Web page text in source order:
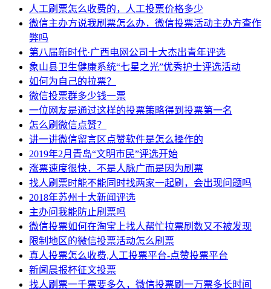
人工刷票怎么收费的，人工投票价格多少
微信主办方说我刷票怎么办，微信投票活动主办方查作
弊吗
第八届新时代·广西电网公司十大杰出青年评选
象山县卫生健康系统“七星之光”优秀护士评选活动
如何为自己的拉票？
微信投票群多少钱一票
一位网友是通过这样的投票策略得到投票第一名
怎么刷微信点赞？
讲一讲微信留言区点赞软件是怎么操作的
2019年2月青岛“文明市民”评选开始
涨票速度很快，不是人脉广而是因为刷票
找人刷票时能不能同时找两家一起刷，会出现问题吗
2018年苏州十大新闻评选
主办问我能防止刷票吗
微信投票如何在淘宝上找人帮忙拉票刷数又不被发现
限制地区的微信投票活动怎么刷票
真人投票怎么收费,人工投票平台-点赞投票平台
新闻晨报杯征文投票
找人刷票一千票要多久，微信投票刷一万票多长时间